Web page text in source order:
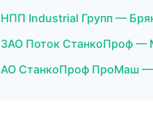
НПП Industrial Групп —
ЗАО Поток СтанкоПроф —
АО СтанкоПроф ПроМаш —